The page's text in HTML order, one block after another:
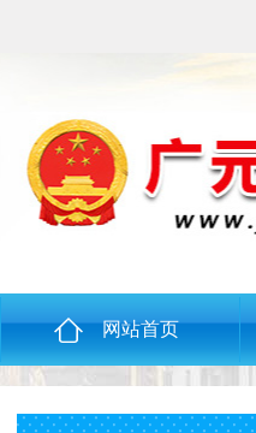
网站首页